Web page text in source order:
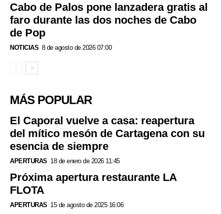
Cabo de Palos pone lanzadera gratis al
faro durante las dos noches de Cabo
de Pop
NOTICIAS 8 de agosto de 2026 07:00
MÁS POPULAR
El Caporal vuelve a casa: reapertura
del mítico mesón de Cartagena con su
esencia de siempre
APERTURAS 18 de enero de 2026 11:45
Próxima apertura restaurante LA
FLOTA
APERTURAS 15 de agosto de 2025 16:06